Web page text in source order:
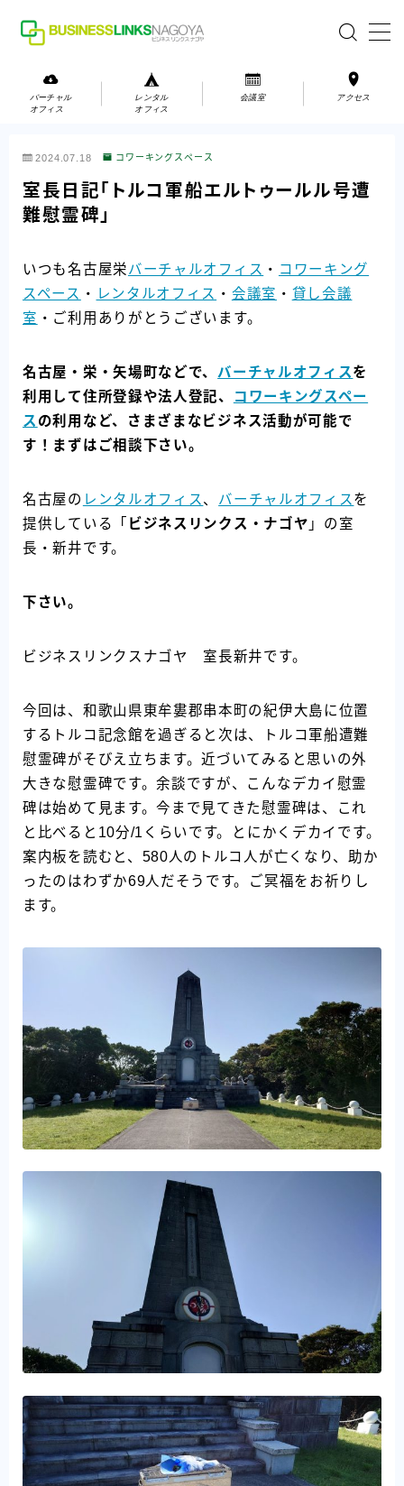
会議室
お問い合わせ
お問い合わせ
アクセス
会社案内
バーチャル
オフィス
レンタル
オフィス
会議室 アクセス
2024.07.18 コワーキングスペース
室長日記「トルコ軍船エルトゥールル号遭
難慰霊碑」
いつも名古屋栄バーチャルオフィス ・ コワーキング
スペース ・ レンタルオフィス ・ 会議室 ・ 貸し会議
室 ・ご利用ありがとうございます。
名古屋・栄・矢場町などで、 バーチャルオフィスを
利用して住所登録や法人登記、
コワーキングスペー
ス の利用など、さまざまなビジネス活動が可能で
す！まずはご相談下さい。
名古屋の レンタルオフィス 、 バーチャルオフィス を
提供している「 ビジネスリンクス・ナゴヤ 」の室
長・新井です。
下さい。
ビジネスリンクスナゴヤ 室長新井です。
今回は、和歌山県東牟婁郡串本町の紀伊大島に位置
するトルコ記念館を過ぎると次は、トルコ軍船遭難
慰霊碑がそびえ立ちます。近づいてみると思いの外
大きな慰霊碑です。余談ですが、こんなデカイ慰霊
碑は始めて見ます。今まで見てきた慰霊碑は、これ
と比べると10分/1くらいです。とにかくデカイです。
案内板を読むと、580人のトルコ人が亡くなり、助か
ったのはわずか69人だそうです。ご冥福をお祈りし
ます。